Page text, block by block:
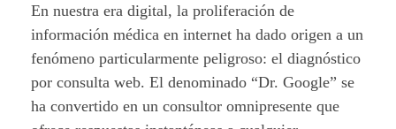
d
i
c
En nuestra era digital, la proliferación de
información médica en internet ha dado origen a un
fenómeno particularmente peligroso: el diagnóstico
por consulta web. El denominado “Dr. Google” se
ha convertido en un consultor omnipresente que